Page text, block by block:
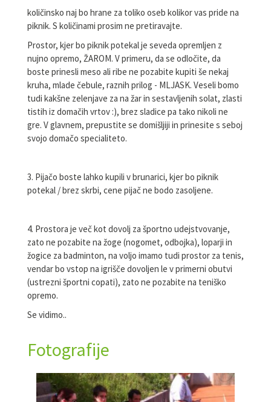
količinsko naj bo hrane za toliko oseb kolikor vas pride na
piknik. S količinami prosim ne pretiravajte.
Prostor, kjer bo piknik potekal je seveda opremljen z
nujno opremo, ŽAROM. V primeru, da se odločite, da
boste prinesli meso ali ribe ne pozabite kupiti še nekaj
kruha, mlade čebule, raznih prilog - MLJASK. Veseli bomo
tudi kakšne zelenjave za na žar in sestavljenih solat, zlasti
tistih iz domačih vrtov :), brez sladice pa tako nikoli ne
gre. V glavnem, prepustite se domišljiji in prinesite s seboj
svojo domačo specialiteto.
3. Pijačo boste lahko kupili v brunarici, kjer bo piknik
potekal / brez skrbi, cene pijač ne bodo zasoljene.
4. Prostora je več kot dovolj za športno udejstvovanje,
zato ne pozabite na žoge (nogomet, odbojka), loparji in
žogice za badminton, na voljo imamo tudi prostor za tenis,
vendar bo vstop na igrišče dovoljen le v primerni obutvi
(ustrezni športni copati), zato ne pozabite na teniško
opremo.
Se vidimo..
Fotografije